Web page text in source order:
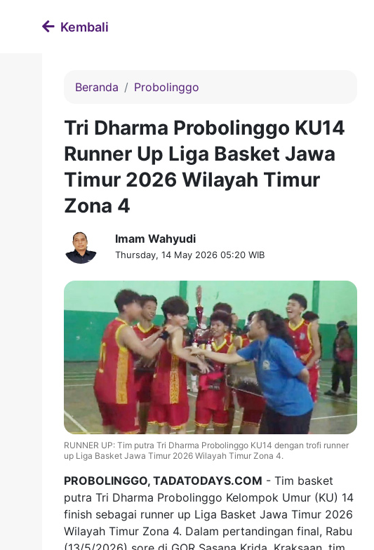
Kembali
Beranda Probolinggo
Tri Dharma Probolinggo KU14
Runner Up Liga Basket Jawa
Timur 2026 Wilayah Timur
Zona 4
Imam Wahyudi
Thursday, 14 May 2026 05:20 WIB
RUNNER UP: Tim putra Tri Dharma Probolinggo KU14 dengan trofi runner
up Liga Basket Jawa Timur 2026 Wilayah Timur Zona 4.
PROBOLINGGO, TADATODAYS.COM - Tim basket
putra Tri Dharma Probolinggo Kelompok Umur (KU) 14
finish sebagai runner up Liga Basket Jawa Timur 2026
Wilayah Timur Zona 4. Dalam pertandingan final, Rabu